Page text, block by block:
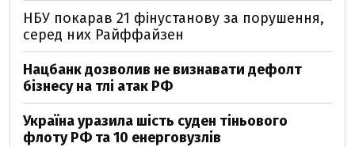
НБУ покарав 21 фінустанову за порушення,
серед них Райффайзен
Нацбанк дозволив не визнавати дефолт
бізнесу на тлі атак РФ
Україна уразила шість суден тіньового
флоту РФ та 10 енерговузлів